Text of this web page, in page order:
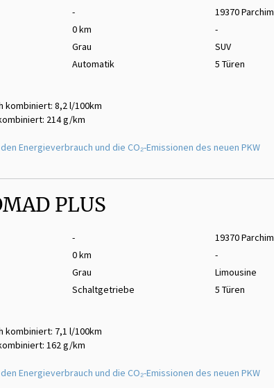
-
19370 Parchim
0 km
-
Grau SUV
Automatik
5 Türen
kombiniert: 8,2 l/100km
214 g/km
Energieverbrauch und die CO₂-Emissionen des neuen PKW
PLUS
-
19370 Parchim
0 km
-
Grau Limousine
Schaltgetriebe
5 Türen
kombiniert: 7,1 l/100km
162 g/km
Energieverbrauch und die CO₂-Emissionen des neuen PKW